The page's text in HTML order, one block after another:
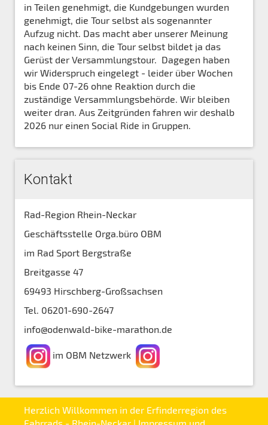
in Teilen genehmigt, die Kundgebungen wurden
genehmigt, die Tour selbst als sogenannter
Aufzug nicht. Das macht aber unserer Meinung
nach keinen Sinn, die Tour selbst bildet ja das
Gerüst der Versammlungstour. Dagegen haben
wir Widerspruch eingelegt - leider über Wochen
bis Ende 07-26 ohne Reaktion durch die
zuständige Versammlungsbehörde. Wir bleiben
weiter dran. Aus Zeitgründen fahren wir deshalb
2026 nur einen Social Ride in Gruppen.
Kontakt
Rad-Region Rhein-Neckar
Geschäftsstelle Orga.büro OBM
im Rad Sport Bergstraße
Breitgasse 47
69493 Hirschberg-Großsachsen
Tel. 06201-690-2647
info@odenwald-bike-marathon.de
im OBM Netzwerk
Herzlich Willkommen in der Erfinderregion des